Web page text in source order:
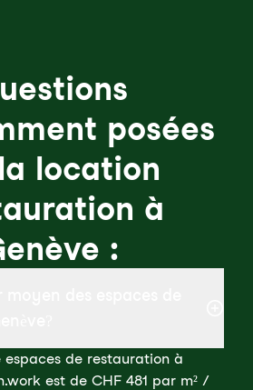
posées
location
à
:
espaces de restauration à
est de CHF 481 par m² /